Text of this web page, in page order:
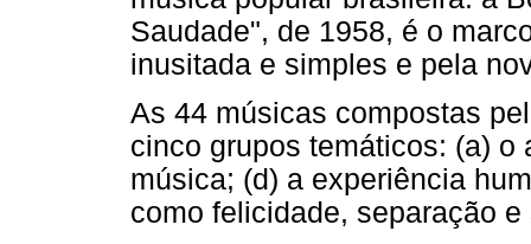
Saudade", de 1958, é o
inusitada e simples e pela
As 44 músicas compostas
cinco grupos temáticos: (a) o
música; (d) a experiência
como felicidade, separação